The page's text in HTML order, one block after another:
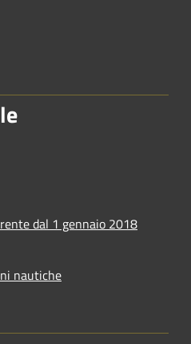
dal 1 gennaio 2018
nautiche